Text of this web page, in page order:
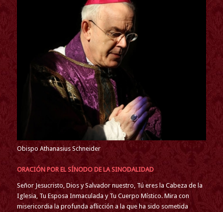
Obispo Athanasius Schneider
ORACIÓN POR EL SÍNODO DE LA SINODALIDAD
Señor Jesucristo, Dios y Salvador nuestro, Tú eres la Cabeza de la
Iglesia, Tu Esposa Inmaculada y Tu Cuerpo Místico. Mira con
misericordia la profunda aflicción a la que ha sido sometida